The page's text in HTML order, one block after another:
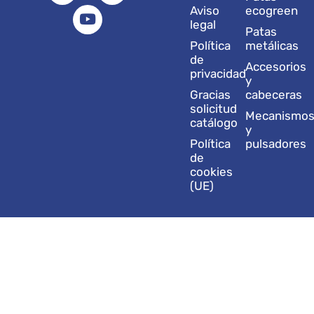
u
b
Aviso
legal
Política
de
privacidad
Gracias
solicitud
catálogo
Política
de
cookies
(UE)
ecogreen
Patas
metálicas
Accesorios
y
cabeceras
y
pulsadores